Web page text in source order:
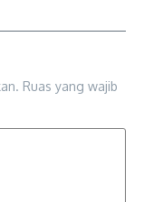
Ruas yang wajib